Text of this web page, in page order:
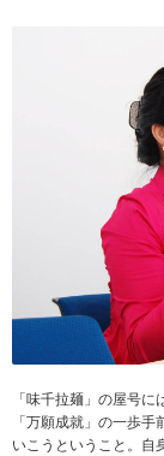
「味千拉麺」の屋号
「万願成就」の一歩
いこうということ。自